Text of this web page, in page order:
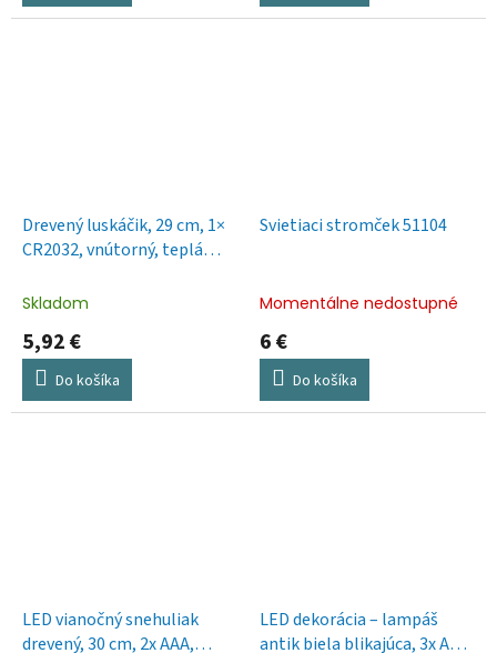
Drevený luskáčik, 29 cm, 1×
CR2032, vnútorný, teplá
Skladom
5,92 €
Do košíka
Svietiaci stromček 51104
Momentálne nedostupné
6 €
Do košíka
LED vianočný snehuliak
drevený, 30 cm, 2x AAA,
LED dekorácia – lampáš
antik biela blikajúca, 3x AAA,